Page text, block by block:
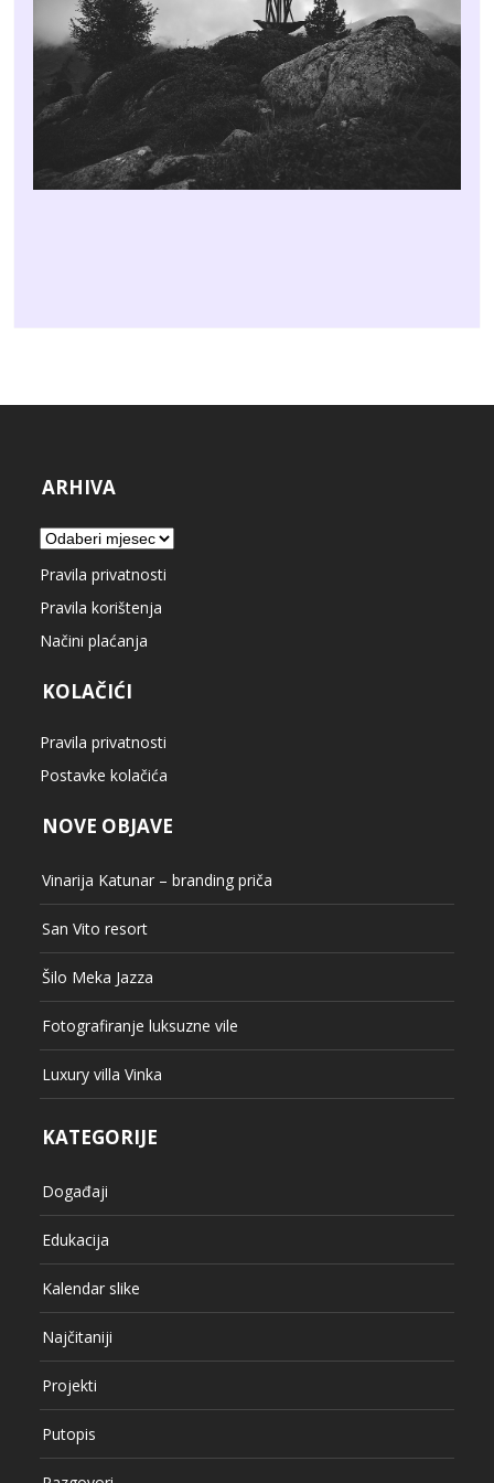
ARHIVA
Arhiva
Pravila privatnosti
Pravila korištenja
Načini plaćanja
KOLAČIĆI
Pravila privatnosti
Postavke kolačića
NOVE OBJAVE
Vinarija Katunar – branding priča
San Vito resort
Šilo Meka Jazza
Fotografiranje luksuzne vile
Luxury villa Vinka
KATEGORIJE
Događaji
Edukacija
Kalendar slike
Najčitaniji
Projekti
Putopis